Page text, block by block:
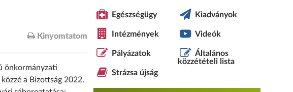
Kinyomtatom
önkormányzati
a Bizottság 2022.
Egészségügy
Intézmények
Pályázatok
Strázsa újság
Kiadványok
Videók
Általános
közzétételi lista